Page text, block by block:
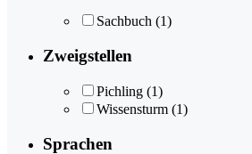
Sachbuch (1)
Zweigstellen
Pichling (1)
Wissensturm (1)
Sprachen